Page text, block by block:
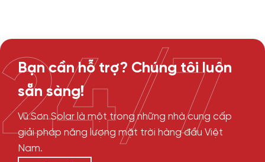
Bạn cần hỗ trợ? Chúng tôi luôn
sẵn sàng!
Vũ Sơn Solar là một trong những nhà cung cấp
giải pháp năng lượng mặt trời hàng đầu Việt
Nam.
24/7